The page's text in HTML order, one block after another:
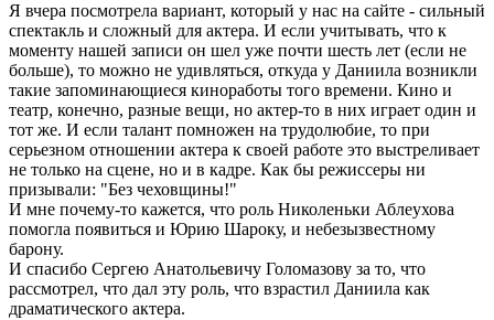
Я вчера посмотрела вариант, который у нас на сайте - сильный
спектакль и сложный для актера. И если учитывать, что к
моменту нашей записи он шел уже почти шесть лет (если не
больше), то можно не удивляться, откуда у Даниила возникли
такие запоминающиеся киноработы того времени. Кино и
театр, конечно, разные вещи, но актер-то в них играет один и
тот же. И если талант помножен на трудолюбие, то при
серьезном отношении актера к своей работе это выстреливает
не только на сцене, но и в кадре. Как бы режиссеры ни
призывали: "Без чеховщины!"
И мне почему-то кажется, что роль Николеньки Аблеухова
помогла появиться и Юрию Шароку, и небезызвестному
барону.
И спасибо Сергею Анатольевичу Голомазову за то, что
рассмотрел, что дал эту роль, что взрастил Даниила как
драматического актера.